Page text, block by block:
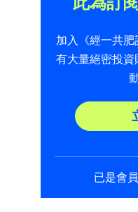
加入《經一共
有大量絕密投
已是會